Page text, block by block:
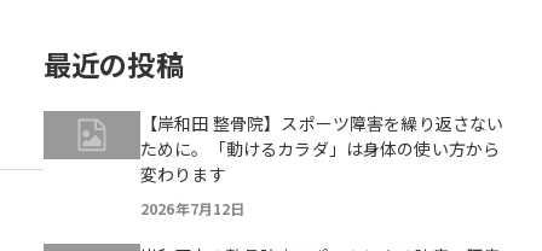
最近の投稿
【岸和田 整骨院】スポーツ障害を繰り返さない
ために。「動けるカラダ」は身体の使い方から
変わります
2026年7月12日